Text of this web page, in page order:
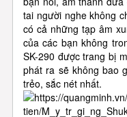
tai người nghe không
có cả những tạp âm
của các bạn không
SK-290 được trang bị
phát ra sẽ không bao
trẻo, sắc nét nhất.